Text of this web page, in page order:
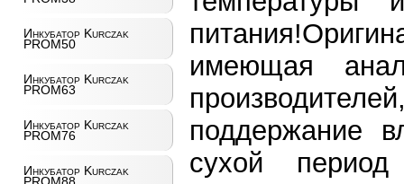
Инкубатор Kurczak
PROM50
Инкубатор Kurczak
PROM63
Инкубатор Kurczak
PROM76
Инкубатор Kurczak
имеющая
поддержание
сухой